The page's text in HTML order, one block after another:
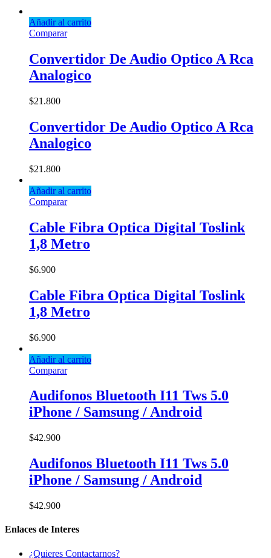
Añadir al carrito
Comparar
Convertidor De Audio Optico A Rca
Analogico
$21.800
Convertidor De Audio Optico A Rca
Analogico
$21.800
Añadir al carrito
Comparar
Cable Fibra Optica Digital Toslink
1,8 Metro
$6.900
Cable Fibra Optica Digital Toslink
1,8 Metro
$6.900
Añadir al carrito
Comparar
Audifonos Bluetooth I11 Tws 5.0
iPhone / Samsung / Android
$42.900
Audifonos Bluetooth I11 Tws 5.0
iPhone / Samsung / Android
$42.900
Enlaces de Interes
¿Quieres Contactarnos?